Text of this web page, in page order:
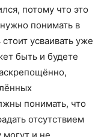
потому что это
понимать в
усваивать уже
быть и будете
понимать, что
отсутствием